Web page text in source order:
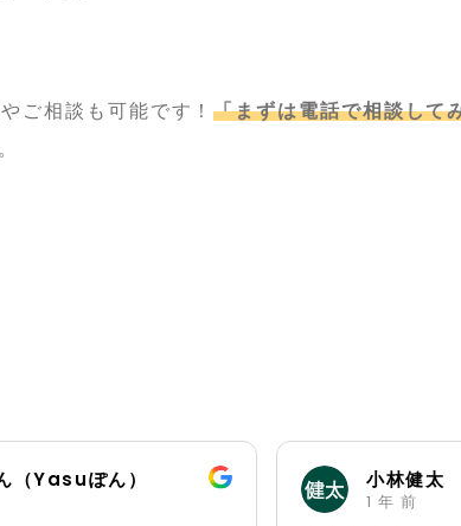
ご相談も可能です！「まずは電話で相談して
） 小林健太
1 年 前